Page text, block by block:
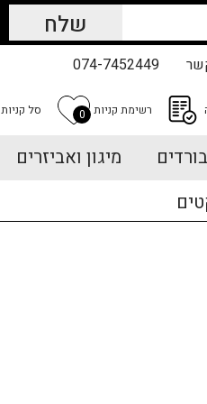
074-7452449
רשימת קניות 0 סל קניות
מיגון ואביזרים